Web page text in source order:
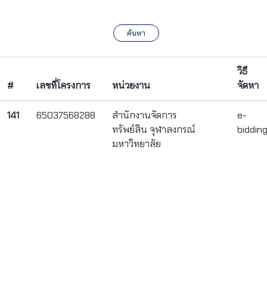
ค้นหา
# เลขที่โครงการ หน่วยงาน
วิธี
จัดหา
141 65037568288
สำนักงานจัดการ
ทรัพย์สิน จุฬาลงกรณ์
มหาวิทยาลัย
e-
bidding